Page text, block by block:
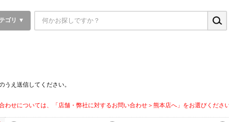
ゴリ ▼
うえ送信してください。
せについては、「店舗・弊社に対するお問い合わせ＞熊本店へ」をお選びください